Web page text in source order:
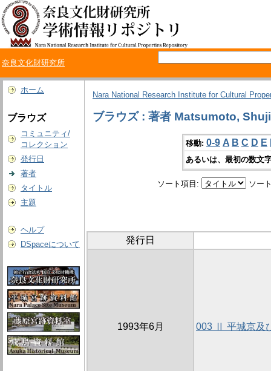
奈良文化財研究所
ホーム
ブラウズ
コミュニティ/
コレクション
発行日
著者
タイトル
主題
ヘルプ
DSpaceについて
Nara National Research Institute for Cultural
ブラウズ : 著者 Matsumoto, Shuji
移動: 0-9 A B C D E
あるいは、最初の数文
ソート項目: ソー
発行日
1993年6月 003 Ⅱ 平城京及